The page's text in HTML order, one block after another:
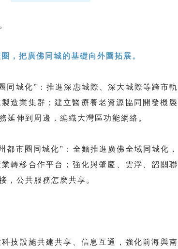
，把廣佛同城的基礎向外圍拓展。
同城化”：推進深惠城際、深大城際等跨市
業集群；建立醫療養老資源協同開發機
延伸到周邊，編織大灣區功能網絡。
都市圈同城化”：全麵推進廣佛全域同城化
轉移合作平台；強化與肇慶、雲浮、韶關
公共服務怎麽共享。
技設施共建共享、信息互通，強化前海與